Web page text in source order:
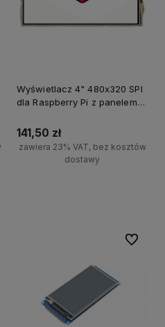
Wyświetlacz 4" 480x320 SPI
dla Raspberry Pi z panelem
141,50 zł
zawiera 23% VAT, bez kosztów
dostawy
Do